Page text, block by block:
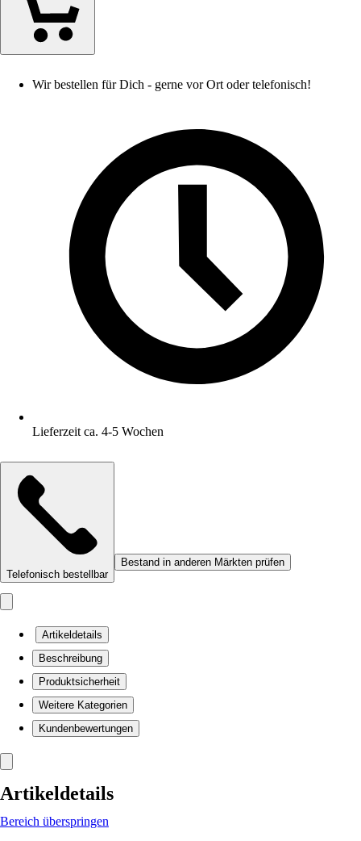
Wir bestellen für Dich - gerne vor Ort oder telefonisch!
Lieferzeit ca. 4-5 Wochen
Telefonisch bestellbar
Bestand in anderen Märkten prüfen
Artikeldetails
Beschreibung
Produktsicherheit
Weitere Kategorien
Kundenbewertungen
Artikeldetails
Bereich überspringen